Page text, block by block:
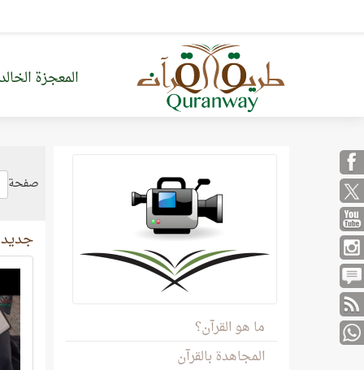
المعجزة
ما هو القرآن؟
المجاهدة بالقرآن
صفحة
جديد